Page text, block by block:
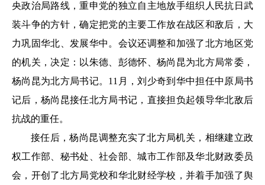
央政治局路线，重申党的独立自主地放手组织人民抗日武
装斗争的方针，确定把党的主要工作放在战区和敌后，大
力巩固华北、发展华中。会议还调整和加强了北方地区党
的机关，决定：以朱德、彭德怀、杨尚昆为北方局常委，
杨尚昆为北方局书记。11月，刘少奇到华中担任中原局书
记后，杨尚昆接任北方局书记，直接担负起领导华北敌后
抗战的重任。
接任后，杨尚昆调整充实了北方局机关，相继建立政
权工作部、秘书处、社会部、城市工作部及华北财政委员
会，开创了北方局党校和华北财经学校，并着手加强了舆